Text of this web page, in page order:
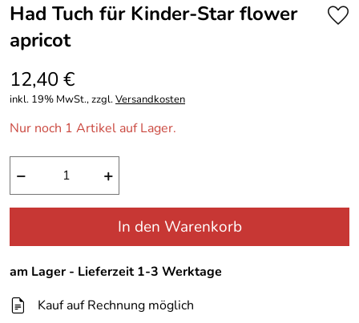
Had Tuch für Kinder-Star flower
apricot
12,40 €
inkl. 19% MwSt., zzgl.Versandkosten
Nur noch 1 Artikel auf Lager.
− +
In den Warenkorb
am Lager - Lieferzeit 1-3 Werktage
Kauf auf Rechnung möglich